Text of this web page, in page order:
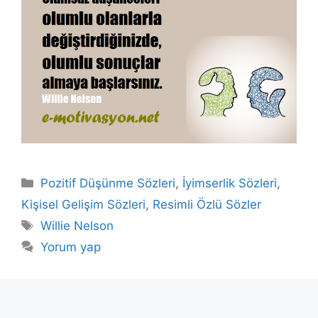
Kategoriler
Pozitif Düşünme Sözleri, İyimserlik Sözleri,
Kişisel Gelişim Sözleri, Resimli Özlü Sözler
Etiketler
Willie Nelson
Yorum yap